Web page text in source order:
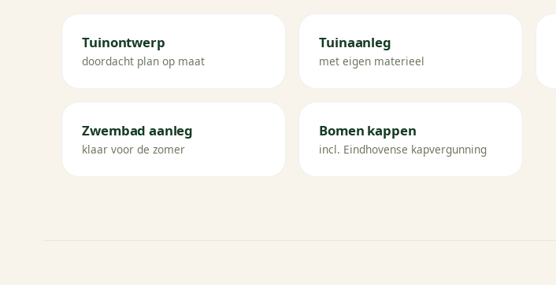
Tuinontwerp
doordacht plan op maat
Tuinaanleg
met eigen materieel
Zwembad aanleg
klaar voor de zomer
Bomen kappen
incl. Eindhovense kapvergunning